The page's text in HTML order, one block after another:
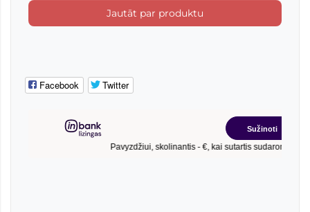
Jautāt par produktu
Facebook Twitter